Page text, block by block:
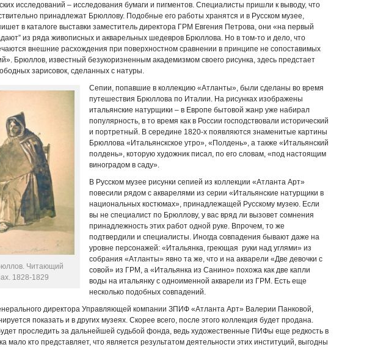
исследований – исследования бумаги и пигментов. Специалисты пришли к выводу, что
принадлежат Брюллову. Подобные его работы хранятся и в Русском музее,
в каталоге выставки заместитель директора ГРМ Евгения Петрова, они «на первый
из ряда живописных и акварельных шедевров Брюллова. Но в том-то и дело, что
внешние расхождения при поверхностном сравнении в принципе не сопоставимых
Брюллов, известный безукоризненным академизмом своего рисунка, здесь предстает
зарисовок, сделанных с натуры.
Читающий
1828-1829
Сепии, попавшие в коллекцию «Атланты», были сделаны во время
путешествия Брюллова по Италии. На рисунках изображены
итальянские натурщики – в Европе бытовой жанр уже набирал
популярность, в то время как в России господствовали исторический
и портретный. В середине 1820-х появляются знаменитые картины
Брюллова «Итальянскское утро», «Полдень», а также «Итальянский
полдень», которую художник писал, по его словам, «под настоящим
виноградом в саду».
В Русском музее рисунки сепией из коллекции «Атланта Арт»
повесили рядом с акварелями из серии «Итальянские натурщики в
национальных костюмах», принадлежащей Русскому музею. Если
вы не специалист по Брюллову, у вас вряд ли вызовет сомнения
принадлежность этих работ одной руке. Впрочем, то же
подтвердили и специалисты. Иногда совпадения бывают даже на
уровне персонажей: «Итальянка, греющая руки над углями» из
собрания «Атланты» явно та же, что и на акварели «Две девочки с
совой» из ГРМ, а «Итальянка из Санино» похожа как две капли
воды на итальянку с одноименной акварели из ГРМ. Есть еще
несколько подобных совпадений.
директора Управляющей компании ЗПИФ «Атланта Арт» Валерии Панковой,
показать и в других музеях. Скорее всего, после этого коллекция будет продана.
проследить за дальнейшей судьбой фонда, ведь художественные ПИФы еще редкость в
мало кто представляет, что является результатом деятельности этих институций, выгодны